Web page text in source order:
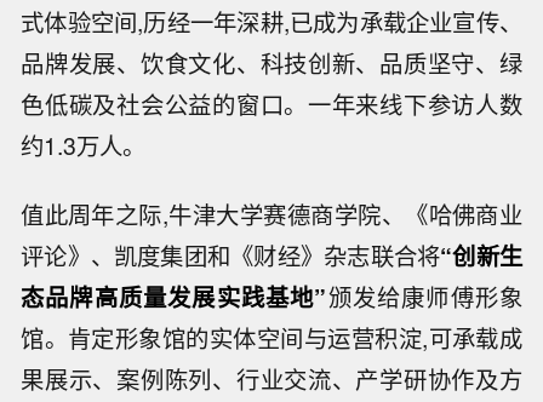
式体验空间,历经一年深耕,已成为承载企业宣传、
品牌发展、饮食文化、科技创新、品质坚守、绿
色低碳及社会公益的窗口。一年来线下参访人数
约1.3万人。
值此周年之际,牛津大学赛德商学院、《哈佛商业
评论》、凯度集团和《财经》杂志联合将“创新生
态品牌高质量发展实践基地”颁发给康师傅形象
馆。肯定形象馆的实体空间与运营积淀,可承载成
果展示、案例陈列、行业交流、产学研协作及方